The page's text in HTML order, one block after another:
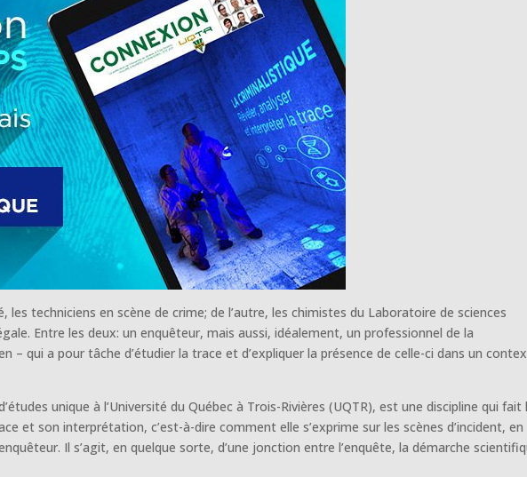
les techniciens en scène de crime; de l’autre, les chimistes du Laboratoire de sciences
Entre les deux: un enquêteur, mais aussi, idéalement, un professionnel de la
– qui a pour tâche d’étudier la trace et d’expliquer la présence de celle-ci dans un
unique à l’Université du Québec à Trois-Rivières (UQTR), est une discipline qui fait
et son interprétation, c’est-à-dire comment elle s’exprime sur les scènes d’incident, en
Il s’agit, en quelque sorte, d’une jonction entre l’enquête, la démarche